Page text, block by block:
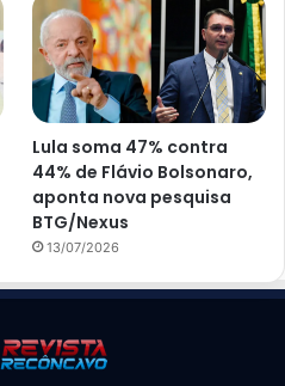
Lula soma 47% contra
44% de Flávio Bolsonaro,
aponta nova pesquisa
BTG/Nexus
13/07/2026